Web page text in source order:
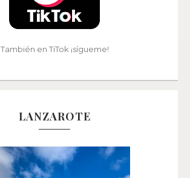
También en TiTok ¡sígueme!
LANZAROTE